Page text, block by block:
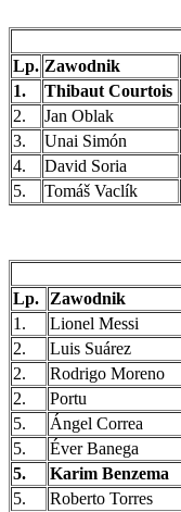
Lp. Zawodnik
1.
Thibaut Courtois
2.
Jan Oblak
3.
Unai Simón
4.
David Soria
5.
Tomáš Vaclík
Lp.
Zawodnik
1.
Lionel Messi
2.
Luis Suárez
2.
Rodrigo Moreno
2.
Portu
5.
Ángel Correa
5.
Éver Banega
5.
Karim Benzema
5.
Roberto Torres